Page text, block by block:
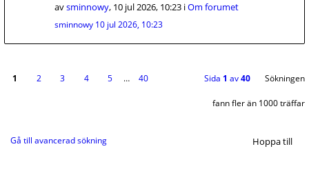
avsminnowy, 10 jul 2026, 10:23 iOm forumet
sminnowy 10 jul 2026, 10:23
1 2 3 4 5 … 40 Sida 1 av40 Sökningen
fann fler än 1000 träffar
Gå till avancerad sökning Hoppa till